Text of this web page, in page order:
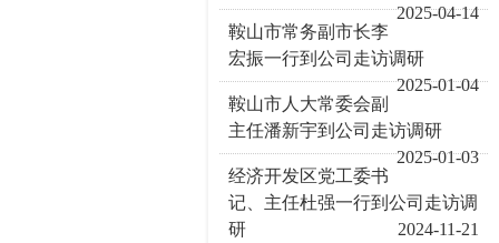
2025-04-14
鞍山市常务副市长李
宏振一行到公司走访调研
2025-01-04
鞍山市人大常委会副
主任潘新宇到公司走访调研
2025-01-03
经济开发区党工委书
记、主任杜强一行到公司走访调
研
2024-11-21